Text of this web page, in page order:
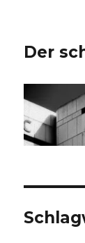
Der